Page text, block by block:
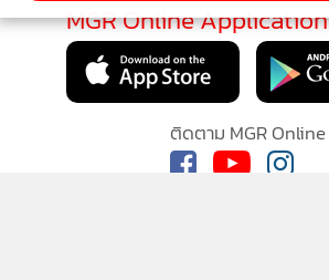
MGR Online Application
ติดตาม MGR Online